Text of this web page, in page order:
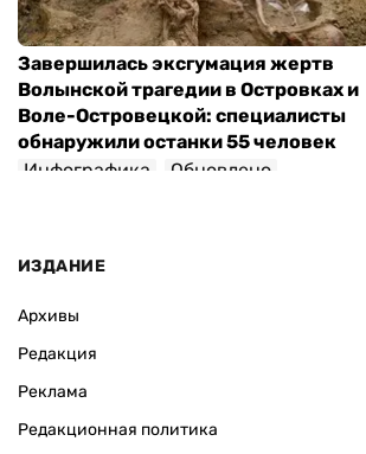
Завершилась эксгумация жертв
Волынской трагедии в Островках и
Воле-Островецкой: специалисты
обнаружили останки 55 человек
Инфографика
Обновлено
ИЗДАНИЕ
Архивы
Редакция
Реклама
Редакционная политика